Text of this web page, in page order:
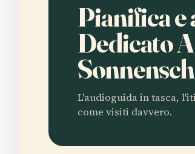
Pianifica e
Dedicato
L'audioguida in tasca,
come visiti davvero.